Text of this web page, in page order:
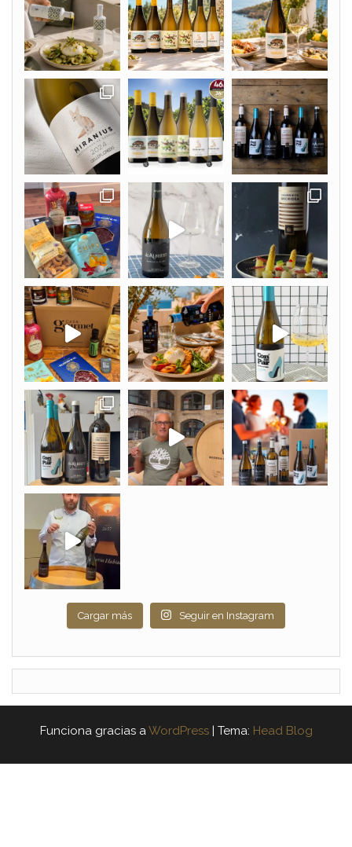
Cargar más Seguir en Instagram
Funciona gracias a WordPress | Tema: Head Blog